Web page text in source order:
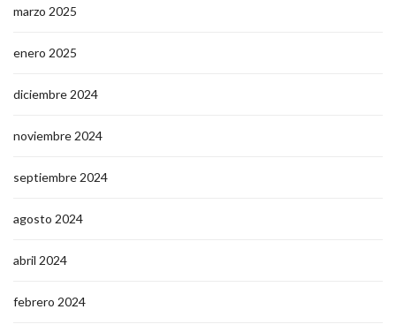
marzo 2025
enero 2025
diciembre 2024
noviembre 2024
septiembre 2024
agosto 2024
abril 2024
febrero 2024